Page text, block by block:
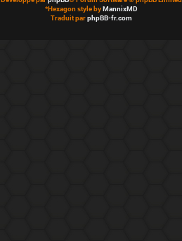
*Hexagon style byMannixMD
Traduit parphpBB-fr.com